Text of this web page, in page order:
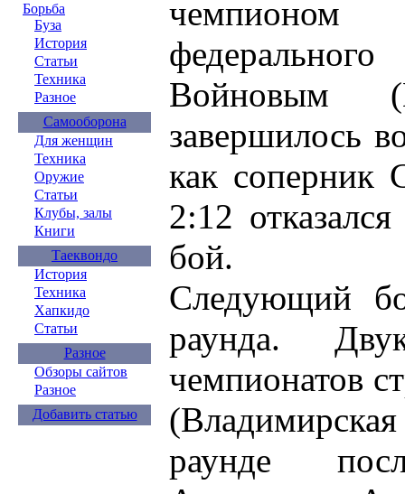
Борьба
Буза
История
Статьи
Техника
Разное
Самооборона
Для женщин
Техника
Оружие
Статьи
Клубы, залы
Книги
Таеквондо
История
Техника
Хапкидо
Статьи
Разное
Обзоры сайтов
Разное
Добавить статью
Войновым
завершилось
как соперник
2:12
бой.
Следующий
раунда.
чемпионатов
раунде